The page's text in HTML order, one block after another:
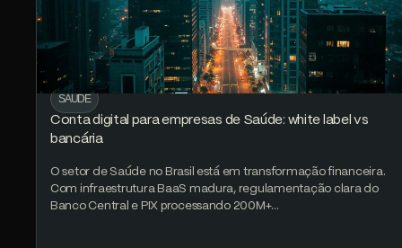
SAÚDE
Conta digital para empresas de Saúde: white label vs
bancária
O setor de Saúde no Brasil está em transformação financeira.
Com infraestrutura BaaS madura, regulamentação clara do
Banco Central e PIX processando 200M+…